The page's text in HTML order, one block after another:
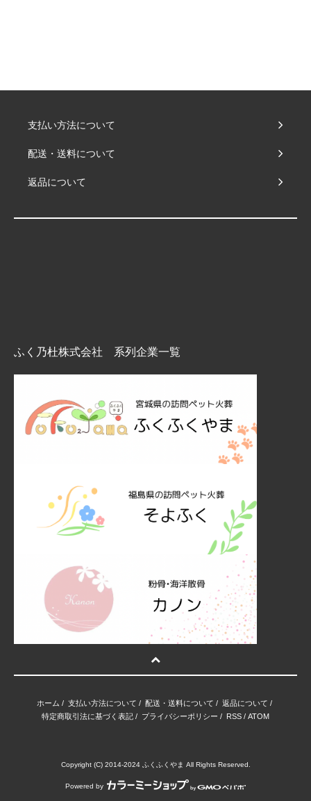
支払い方法について
配送・送料について
返品について
ふく乃杜株式会社 系列企業一覧
ホーム / 支払い方法について / 配送・送料について / 返品について /
特定商取引法に基づく表記 / プライバシーポリシー / RSS / ATOM
Copyright (C) 2014-2024 ふくふくやま All Rights Reserved.
Powered by